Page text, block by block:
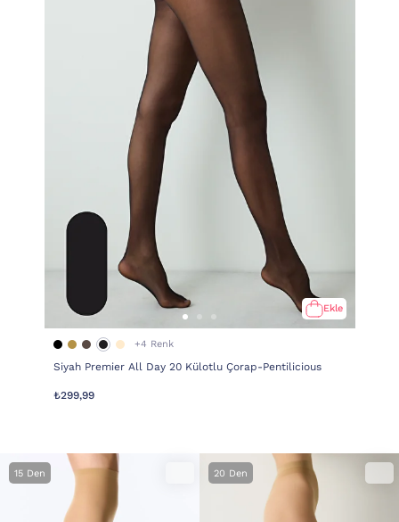
Ekle
+4 Renk
Siyah Premier All Day 20 Külotlu Çorap-Pentilicious
₺299,99
15 Den 20 Den